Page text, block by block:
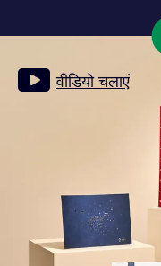
वीडियो चलाएं